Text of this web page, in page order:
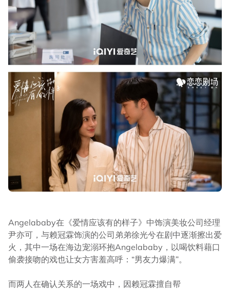
Angelababy在《爱情应该有的样子》中饰演美妆公司经理
尹亦可，与赖冠霖饰演的公司弟弟徐光兮在剧中逐渐擦出爱
火，其中一场在海边宠溺环抱Angelababy，以喝饮料藉口
偷袭接吻的戏也让女方害羞高呼：“男友力爆满”。
而两人在确认关系的一场戏中，因赖冠霖擅自帮